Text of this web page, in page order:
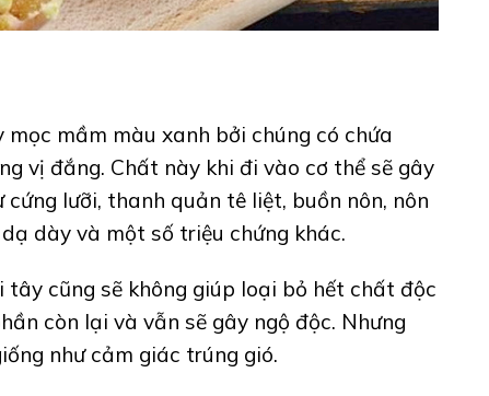
mọc mầm màu xanh bởi chúng có chứa
vị đắng. Chất này khi đi vào cơ thể sẽ gây
lưỡi, thanh quản tê liệt, buồn nôn, nôn
dày và một số triệu chứng khác.
cũng sẽ không giúp loại bỏ hết chất độc
còn lại và vẫn sẽ gây ngộ độc. Nhưng
như cảm giác trúng gió.